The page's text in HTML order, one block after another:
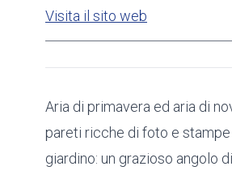
Visita il sito web
Aria di primavera ed aria di
pareti ricche di foto e
giardino: un grazioso angolo